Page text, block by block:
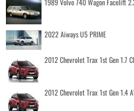
2022 Aiways U5 PRIME
2012 Chevrolet Trax 1st Gen 1.7
2012 Chevrolet Trax 1st Gen 1.4